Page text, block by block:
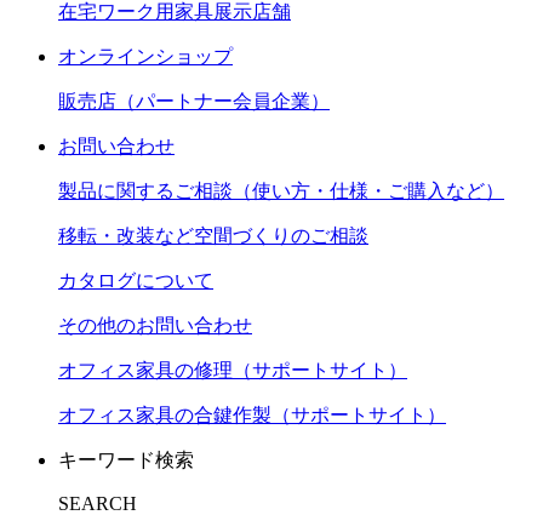
在宅ワーク用家具展示店舗
オンラインショップ
販売店（パートナー会員企業）
お問い合わせ
製品に関するご相談（使い方・仕様・ご購入など）
移転・改装など空間づくりのご相談
カタログについて
その他のお問い合わせ
オフィス家具の修理（サポートサイト）
オフィス家具の合鍵作製（サポートサイト）
キーワード検索
SEARCH